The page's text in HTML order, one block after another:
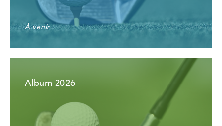
À venir
Album 2026